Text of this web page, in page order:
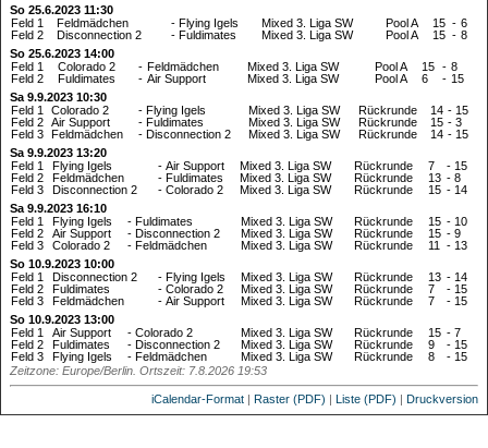
So 25.6.2023 11:30
Feld 1
Feldmädchen - Flying Igels Mixed 3. Liga SW Pool A 15 - 6
Feld 2
Disconnection 2 - Fuldimates Mixed 3. Liga SW Pool A 15 - 8
So 25.6.2023 14:00
Feld 1
Colorado 2 - Feldmädchen Mixed 3. Liga SW Pool A 15 - 8
Feld 2
Fuldimates - Air Support Mixed 3. Liga SW Pool A 6 - 15
Sa 9.9.2023 10:30
Feld 1
Colorado 2 - Flying Igels Mixed 3. Liga SW Rückrunde 14 - 15
Feld 2 Air Support - Fuldimates Mixed 3. Liga SW Rückrunde 15 - 3
Feld 3 Feldmädchen - Disconnection 2 Mixed 3. Liga SW Rückrunde 14 - 15
Sa 9.9.2023 13:20
Feld 1
Flying Igels - Air Support Mixed 3. Liga SW Rückrunde 7 - 15
Feld 2
Feldmädchen - Fuldimates Mixed 3. Liga SW Rückrunde 13 - 8
Feld 3
Disconnection 2 - Colorado 2 Mixed 3. Liga SW Rückrunde 15 - 14
Sa 9.9.2023 16:10
Feld 1
Flying Igels - Fuldimates Mixed 3. Liga SW Rückrunde 15 - 10
Feld 2
Air Support - Disconnection 2 Mixed 3. Liga SW Rückrunde 15 - 9
Feld 3
Colorado 2 - Feldmädchen Mixed 3. Liga SW Rückrunde 11 - 13
So 10.9.2023 10:00
Feld 1
Disconnection 2 - Flying Igels Mixed 3. Liga SW Rückrunde 13 - 14
Feld 2
Fuldimates - Colorado 2 Mixed 3. Liga SW Rückrunde 7 - 15
Feld 3
Feldmädchen - Air Support Mixed 3. Liga SW Rückrunde 7 - 15
So 10.9.2023 13:00
Feld 1
Air Support - Colorado 2 Mixed 3. Liga SW Rückrunde 15 - 7
Feld 2
Fuldimates - Disconnection 2 Mixed 3. Liga SW Rückrunde 9 - 15
Feld 3
Flying Igels - Feldmädchen Mixed 3. Liga SW Rückrunde 8 - 15
Zeitzone: Europe/Berlin. Ortszeit: 7.8.2026 19:53
iCalendar-Format | Raster (PDF) | Liste (PDF) | Druckversion